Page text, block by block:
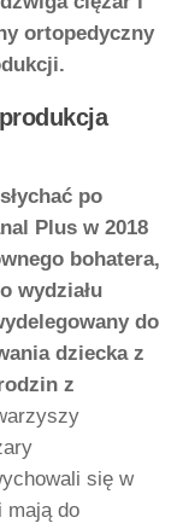
ortopedyczny
po
Plus w 2018
bohatera,
wydziału
do
dziecka z
z
się w
mają do